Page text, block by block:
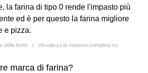
la farina di tipo 0 rende l'impasto più
ed è per questo la farina migliore
e pizza.
della fonte | Visualizza la risposta completa su
marca di farina?